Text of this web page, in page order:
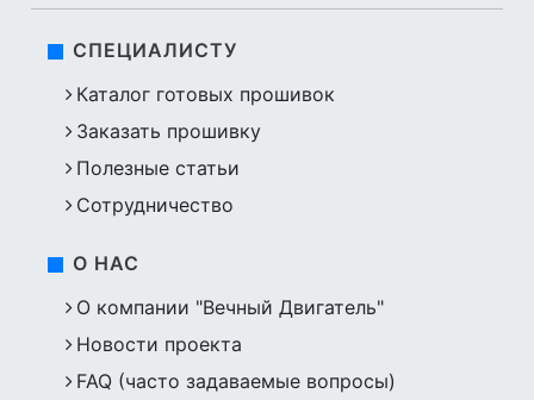
СПЕЦИАЛИСТУ
Каталог готовых прошивок
Заказать прошивку
Полезные статьи
Сотрудничество
О НАС
О компании "Вечный Двигатель"
Новости проекта
FAQ (часто задаваемые вопросы)